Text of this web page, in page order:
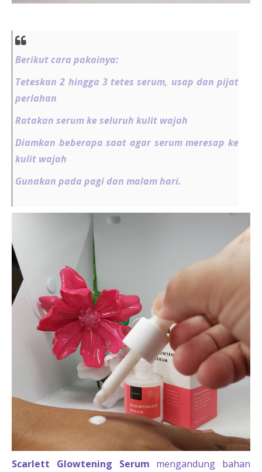
Berikut cara pakainya:
Teteskan 2 hingga 3 tetes serum, usap dan pijat
perlahan
Ratakan serum ke seluruh kulit wajah
Diamkan beberapa saat agar serum meresap ke
kulit wajah
Gunakan pada pagi dan malam hari.
Scarlett Glowtening Serum mengandung bahan